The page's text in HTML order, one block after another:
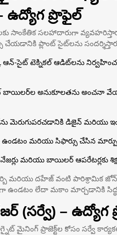
ప్రొఫైల్
సాంకేతిక సలహాదారుగా
చేయడానికి ప్లాంట్ సైట్‌లను
సైట్ టెక్నికల్ ఆడిట్‌లను
బాయిలర్‌ల అనుకూలతను అంచనా
మెరుగుపరచడానికి డిజైన్ మరియు
మరియు సిఫార్సు చేసిన
మరియు బాయిలర్ ఆపరేటర్లకు
మరియు దహేజ్ వంటి పారిశ్రామిక
ఉండటం లేదా మకాం మార్చడానికి
(సర్వే) – ఉద్యోగ
మైనింగ్ ప్రాజెక్ట్‌ల కోసం సర్వే